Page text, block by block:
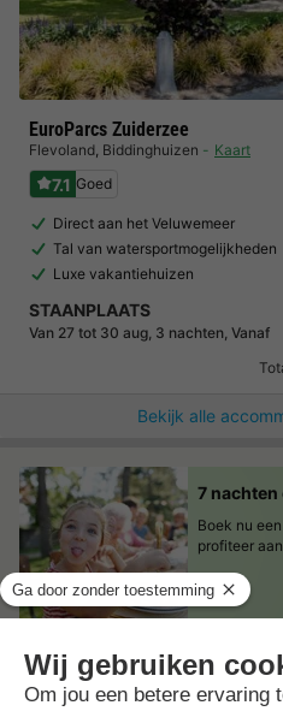
EuroParcs Zuiderzee
Flevoland, Biddinghuizen Kaart
7.1 Goed
Direct aan het Veluwemeer
Tal van watersportmogelijkheden
Luxe vakantiehuizen
STAANPLAATS
Van 27 tot 30 aug, 3 nachten, Vanaf
Bekijk alle
7
Boek nu
profiteer